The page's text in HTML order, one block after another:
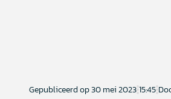
Gepubliceerd op30 mei 202315:45